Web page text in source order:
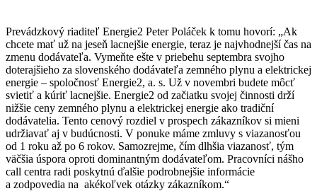
Prevádzkový riaditeľ Energie2 Peter Poláček k tomu hovorí: „Ak
chcete mať už na jeseň lacnejšie energie, teraz je najvhodnejší čas na
zmenu dodávateľa. Vymeňte ešte v priebehu septembra svojho
doterajšieho za slovenského dodávateľa zemného plynu a elektrickej
energie – spoločnosť Energie2, a. s. Už v novembri budete môcť
svietiť a kúriť lacnejšie. Energie2 od začiatku svojej činnosti drží
nižšie ceny zemného plynu a elektrickej energie ako tradiční
dodávatelia. Tento cenový rozdiel v prospech zákazníkov si mieni
udržiavať aj v budúcnosti. V ponuke máme zmluvy s viazanosťou
od 1 roku až po 6 rokov. Samozrejme, čím dlhšia viazanosť, tým
väčšia úspora oproti dominantným dodávateľom. Pracovníci nášho
call centra radi poskytnú ďalšie podrobnejšie informácie
a zodpovedia na akékoľvek otázky zákazníkom.“